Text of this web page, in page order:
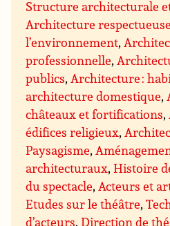
Structure architecturale
Architecture
l’environnement,
professionnelle,
publics,Architecture :
architecture domestique,
châteaux et fortifications,
édifices religieux,
Paysagisme,
architecturaux,Histoire
du spectacle,Acteurs et
Etudes sur le théâtre,
d’acteurs,Direction de